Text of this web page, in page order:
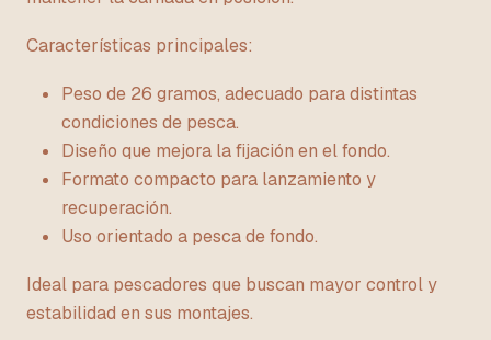
Características principales:
Peso de 26 gramos, adecuado para distintas
condiciones de pesca.
Diseño que mejora la fijación en el fondo.
Formato compacto para lanzamiento y
recuperación.
Uso orientado a pesca de fondo.
Ideal para pescadores que buscan mayor control y
estabilidad en sus montajes.